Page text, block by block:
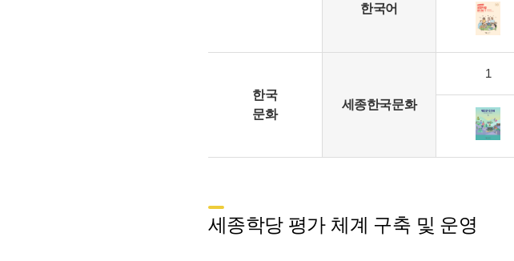
한국어
한국
문화
세종한국문화
1
세종학당 평가 체계 구축 및 운영